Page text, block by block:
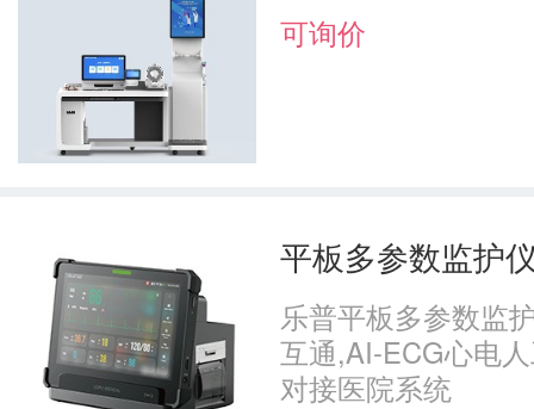
可询价
平板多参数监护
乐普平板多参数监
互通,AI-ECG心电
对接医院系统